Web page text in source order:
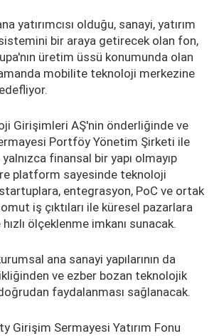
yatırımcısı olduğu, sanayi, yatırım
bir araya getirecek olan fon,
üretim üssü konumunda olan
mobilite teknoloji merkezine
Girişimleri AŞ'nin önderliğinde ve
Portföy Yönetim Şirketi ile
finansal bir yapı olmayıp
platform sayesinde teknoloji
entegrasyon, PoC ve ortak
iş çıktıları ile küresel pazarlara
hızlı ölçeklenme imkanı sunacak.
ana sanayi yapılarının da
ve ezber bozan teknolojik
faydalanması sağlanacak.
Girişim Sermayesi Yatırım Fonu